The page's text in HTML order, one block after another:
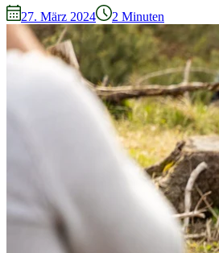
27. März 2024 2 Minuten